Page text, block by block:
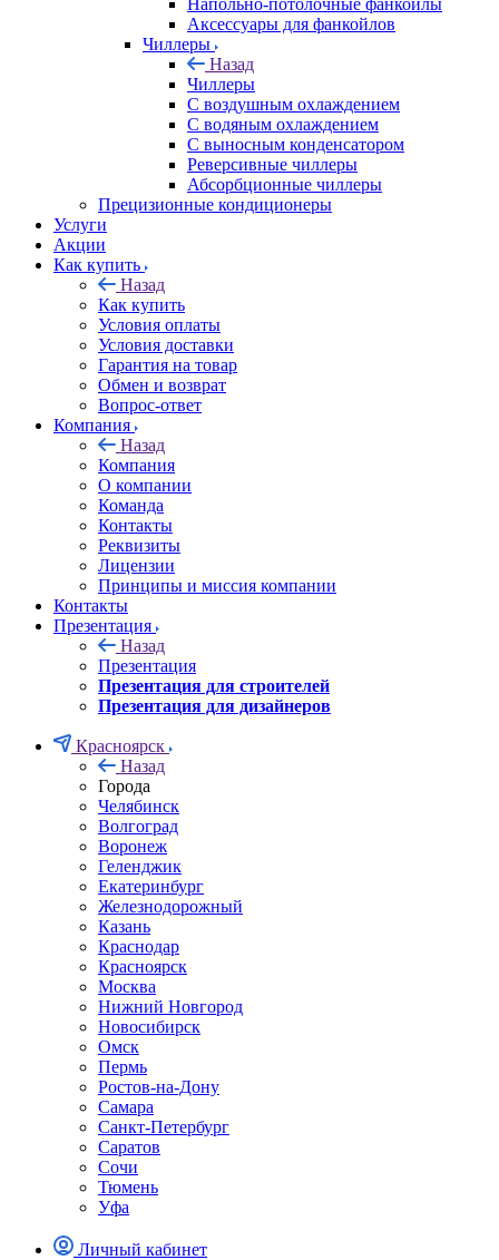
Напольно-потолочные фанкойлы
Аксессуары для фанкойлов
Чиллеры
Назад
Чиллеры
С воздушным охлаждением
С водяным охлаждением
С выносным конденсатором
Реверсивные чиллеры
Абсорбционные чиллеры
Прецизионные кондиционеры
Услуги
Акции
Как купить
Назад
Как купить
Условия оплаты
Условия доставки
Гарантия на товар
Обмен и возврат
Вопрос-ответ
Компания
Назад
Компания
О компании
Команда
Контакты
Реквизиты
Лицензии
Принципы и миссия компании
Контакты
Презентация
Назад
Презентация
Презентация для строителей
Презентация для дизайнеров
Красноярск
Назад
Города
Челябинск
Волгоград
Воронеж
Геленджик
Екатеринбург
Железнодорожный
Казань
Краснодар
Красноярск
Москва
Нижний Новгород
Новосибирск
Омск
Пермь
Ростов-на-Дону
Самара
Санкт-Петербург
Саратов
Сочи
Тюмень
Уфа
Личный кабинет